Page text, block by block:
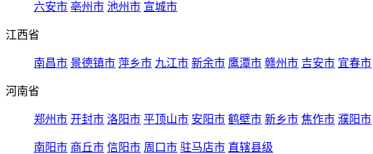
六安市 亳州市 池州市 宣城市
江西省
南昌市 景德镇市 萍乡市 九江市 新余市 鹰潭市 赣州市 吉安市 宜春市
河南省
郑州市 开封市 洛阳市 平顶山市 安阳市 鹤壁市 新乡市 焦作市 濮阳市
南阳市 商丘市 信阳市 周口市 驻马店市 直辖县级